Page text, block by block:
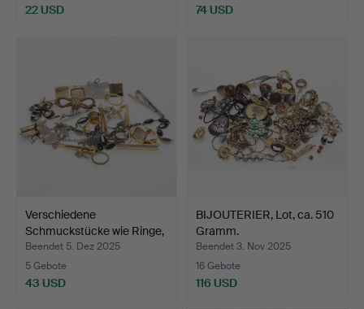
22 USD 74 USD
Verschiedene
Schmuckstücke wie Ringe,
Anhä…
Beendet 5. Dez 2025
5 Gebote
43 USD
BIJOUTERIER, Lot, ca. 510
Gramm.
Beendet 3. Nov 2025
16 Gebote
116 USD